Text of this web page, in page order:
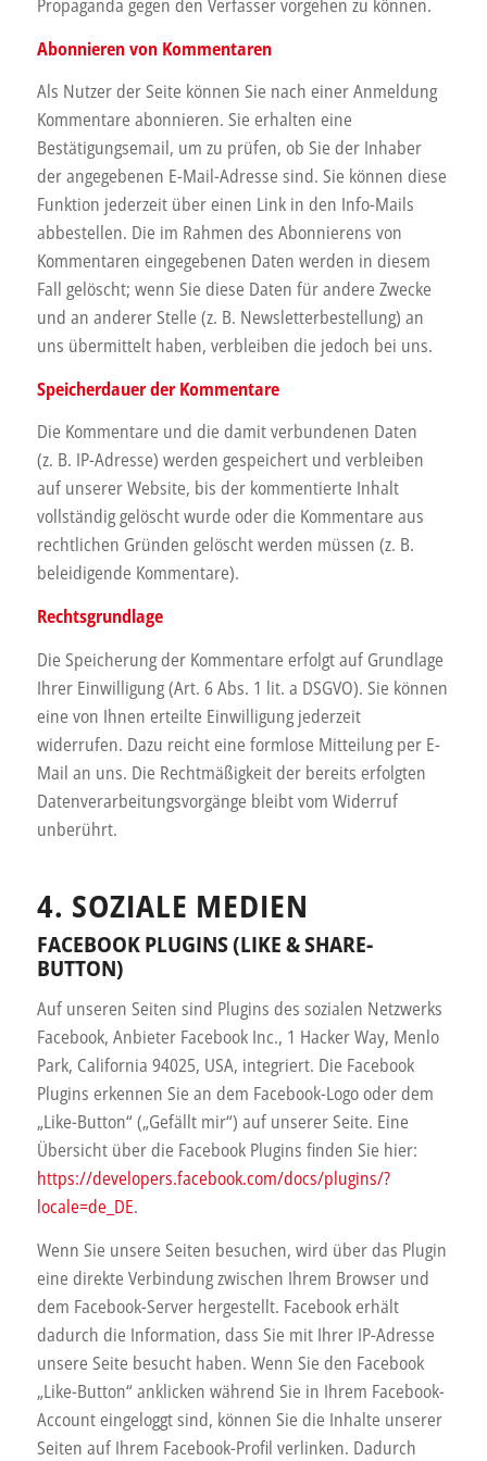
Propaganda gegen den Verfasser vorgehen zu können.
Abonnieren von Kommentaren
Als Nutzer der Seite können Sie nach einer Anmeldung
Kommentare abonnieren. Sie erhalten eine
Bestätigungsemail, um zu prüfen, ob Sie der Inhaber
der angegebenen E-Mail-Adresse sind. Sie können diese
Funktion jederzeit über einen Link in den Info-Mails
abbestellen. Die im Rahmen des Abonnierens von
Kommentaren eingegebenen Daten werden in diesem
Fall gelöscht; wenn Sie diese Daten für andere Zwecke
und an anderer Stelle (z. B. Newsletterbestellung) an
uns übermittelt haben, verbleiben die jedoch bei uns.
Speicherdauer der Kommentare
Die Kommentare und die damit verbundenen Daten
(z. B. IP-Adresse) werden gespeichert und verbleiben
auf unserer Website, bis der kommentierte Inhalt
vollständig gelöscht wurde oder die Kommentare aus
rechtlichen Gründen gelöscht werden müssen (z. B.
beleidigende Kommentare).
Rechtsgrundlage
Die Speicherung der Kommentare erfolgt auf Grundlage
Ihrer Einwilligung (Art. 6 Abs. 1 lit. a DSGVO). Sie können
eine von Ihnen erteilte Einwilligung jederzeit
widerrufen. Dazu reicht eine formlose Mitteilung per E-
Mail an uns. Die Rechtmäßigkeit der bereits erfolgten
Datenverarbeitungsvorgänge bleibt vom Widerruf
unberührt.
4. SOZIALE MEDIEN
FACEBOOK PLUGINS (LIKE & SHARE-
BUTTON)
Auf unseren Seiten sind Plugins des sozialen Netzwerks
Facebook, Anbieter Facebook Inc., 1 Hacker Way, Menlo
Park, California 94025, USA, integriert. Die Facebook
Plugins erkennen Sie an dem Facebook-Logo oder dem
„Like-Button“ („Gefällt mir“) auf unserer Seite. Eine
Übersicht über die Facebook Plugins finden Sie hier:
https://developers.facebook.com/docs/plugins/?
locale=de_DE.
Wenn Sie unsere Seiten besuchen, wird über das Plugin
eine direkte Verbindung zwischen Ihrem Browser und
dem Facebook-Server hergestellt. Facebook erhält
dadurch die Information, dass Sie mit Ihrer IP-Adresse
unsere Seite besucht haben. Wenn Sie den Facebook
„Like-Button“ anklicken während Sie in Ihrem Facebook-
Account eingeloggt sind, können Sie die Inhalte unserer
Seiten auf Ihrem Facebook-Profil verlinken. Dadurch